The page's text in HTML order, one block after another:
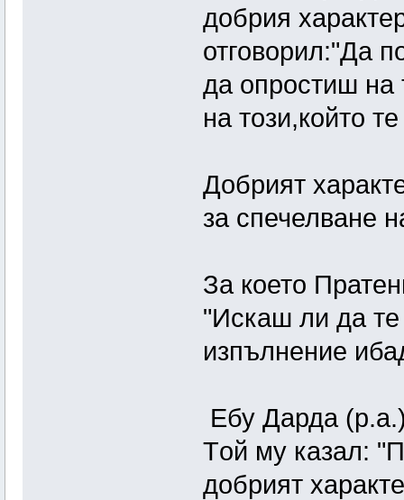
добрия
отговорил:"Да
да опростиш на
на този,който
Добрият
за спечелване
За което
"Искаш ли да те
изпълнение
Ебу Дарда
Tой му казал:
добрият